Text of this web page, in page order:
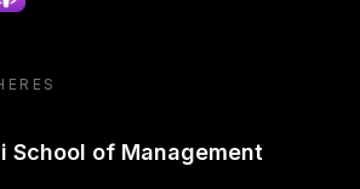
School of Management